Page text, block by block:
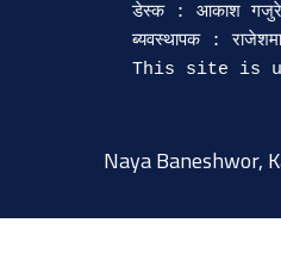
डेस्क : आकाश गजुरेल
ब्यवस्थापक :
Naya Baneshwor,